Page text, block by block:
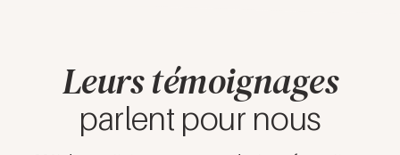
Leurs témoignages
parlent pour nous